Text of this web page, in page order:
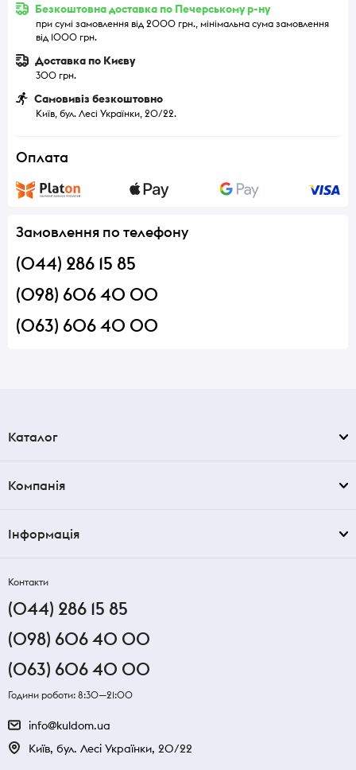
Безкоштовна доставка по Печерському р-ну
при сумі замовлення від 2000 грн., мінімальна сума замовлення
від 1000 грн.
Доставка по Києву
300 грн.
Самовивіз безкоштовно
Київ, бул. Лесі Українки, 20/22.
Оплата
Замовлення по телефону
(044) 286 15 85
(098) 606 40 00
(063) 606 40 00
Каталог
Компанія
Інформація
Контакти
(044) 286 15 85
(098) 606 40 00
(063) 606 40 00
Години роботи: 8:30—21:00
info@kuldom.ua
Київ, бул. Лесі Українки, 20/22